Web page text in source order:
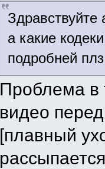
Здравствуйте
а какие
подробней плз
Проблема в
видео
[плавный